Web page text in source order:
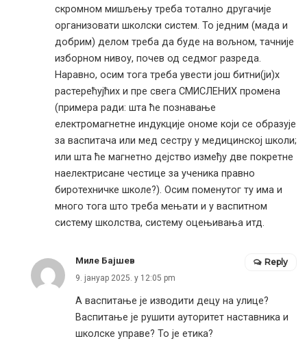
скромном мишљењу треба тотално другачије
организовати школски систем. То једним (мада и
добрим) делом треба да буде на вољном, тачније
изборном нивоу, почев од седмог разреда.
Наравно, осим тога треба увести још битни(ји)х
растерећујћих и пре свега СМИСЛЕНИХ промена
(примера ради: шта ће познавање
електромагнетне индукције ономе који се образује
за васпитача или мед сестру у медицинској школи;
или шта ће магнетно дејство између две покретне
наелектрисане честице за ученика правно
биротехничке школе?). Осим поменутог ту има и
много тога што треба мењати и у васпитном
систему школства, систему оцењивања итд.
Миле Бајшев
9. јануар 2025. у 12:05 pm
А васпитање је изводити децу на улице?
Васпитање је рушити ауторитет наставника и
школске управе? То је етика?
Reply